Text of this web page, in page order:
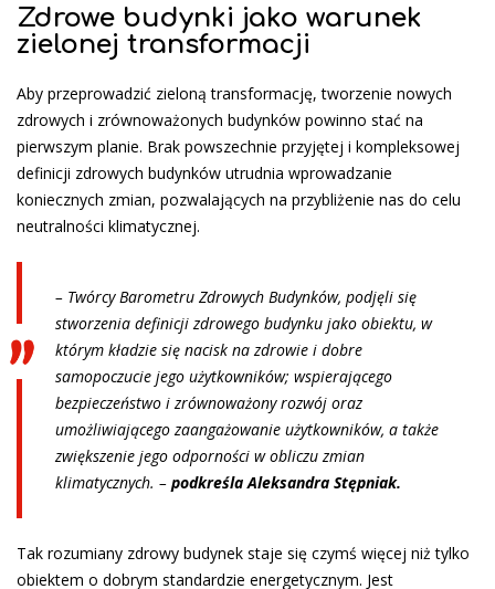
Zdrowe budynki jako warunek
zielonej transformacji
Aby przeprowadzić zieloną transformację, tworzenie nowych
zdrowych i zrównoważonych budynków powinno stać na
pierwszym planie. Brak powszechnie przyjętej i kompleksowej
definicji zdrowych budynków utrudnia wprowadzanie
koniecznych zmian, pozwalających na przybliżenie nas do celu
neutralności klimatycznej.
– Twórcy Barometru Zdrowych Budynków, podjęli się
stworzenia definicji zdrowego budynku jako obiektu, w
którym kładzie się nacisk na zdrowie i dobre
samopoczucie jego użytkowników; wspierającego
bezpieczeństwo i zrównoważony rozwój oraz
umożliwiającego zaangażowanie użytkowników, a także
zwiększenie jego odporności w obliczu zmian
klimatycznych. – podkreśla Aleksandra Stępniak.
Tak rozumiany zdrowy budynek staje się czymś więcej niż tylko
obiektem o dobrym standardzie energetycznym. Jest